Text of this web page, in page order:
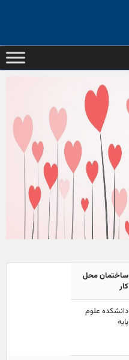
ساختمان محل
کار
دانشکده علوم
پایه